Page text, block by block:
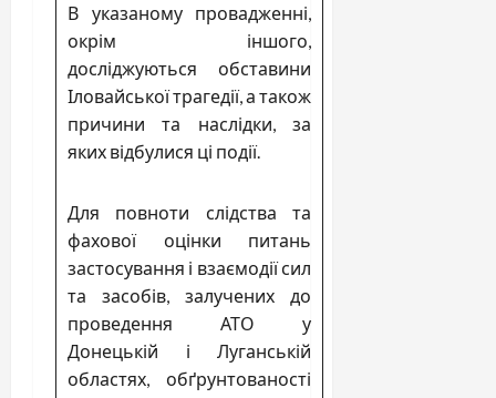
В указаному провадженні,
окрім іншого,
досліджуються обставини
Іловайської трагедії, а також
причини та наслідки, за
яких відбулися ці події.
Для повноти слідства та
фахової оцінки питань
застосування і взаємодії сил
та засобів, залучених до
проведення АТО у
Донецькій і Луганській
областях, обґрунтованості